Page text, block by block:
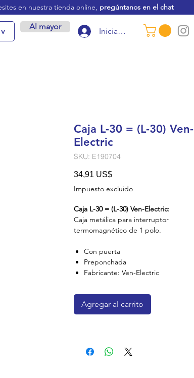
en nuestra tienda online, pregúntanos en el chat
v Al mayor Iniciar sesión
Caja L-30 = (L-30) Ven-
Electric
SKU: E190704
34,91 US$Precio
Impuesto excluido
Caja L-30 = (L-30) Ven-Electric:
Caja metálica para interruptor
termomagnético de 1 polo.
Con puerta
Preponchada
Fabricante: Ven-Electric
Agregar al carrito